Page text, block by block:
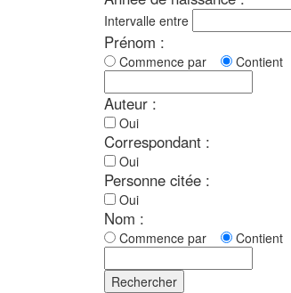
Intervalle entre
Prénom :
Commence par Contient
Auteur :
Oui
Correspondant :
Oui
Personne citée :
Oui
Nom :
Commence par Contient
Rechercher